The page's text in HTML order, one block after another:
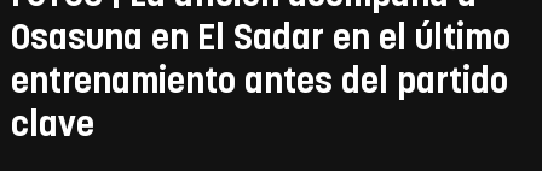
Osasuna en El Sadar en el último
entrenamiento antes del partido
clave